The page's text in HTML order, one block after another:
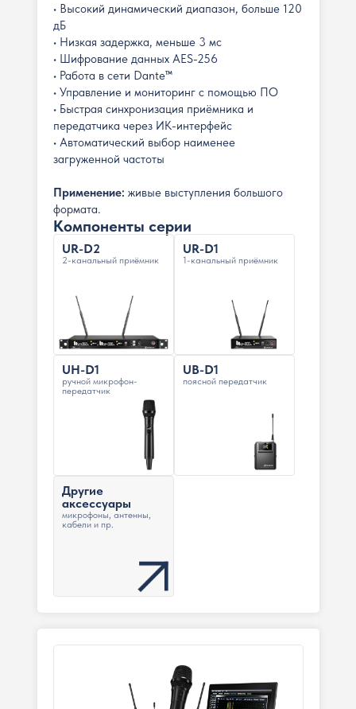
• Высокий динамический диапазон, больше 120
дБ
• Низкая задержка, меньше 3 мс
• Шифрование данных AES-256
• Работа в сети Dante™
• Управление и мониторинг с помощью ПО
• Быстрая синхронизация приёмника и
передатчика через ИК-интерфейс
• Автоматический выбор наименее
загруженной частоты
Применение: живые выступления большого
формата.
Компоненты серии
UR-D2
2-канальный приёмник
UR-D1
1-канальный приёмник
UH-D1
ручной микрофон-
передатчик
UB-D1
поясной передатчик
Другие
аксессуары
микрофоны, антенны,
кабели и пр.